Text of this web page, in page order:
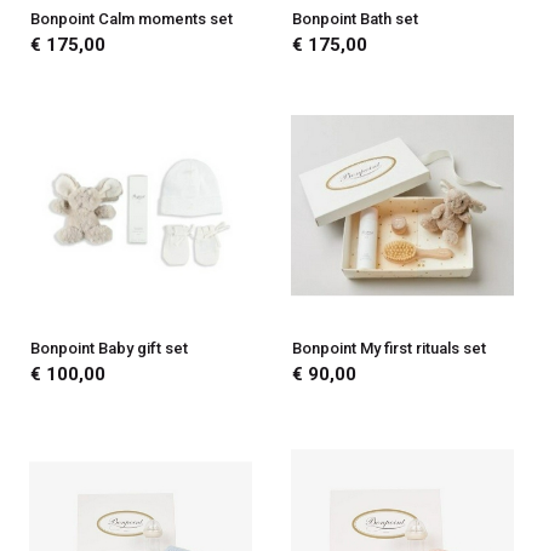
Bonpoint Calm moments set
€ 175,00
Bonpoint Bath set
€ 175,00
Bonpoint Baby gift set
€ 100,00
Bonpoint My first rituals set
€ 90,00